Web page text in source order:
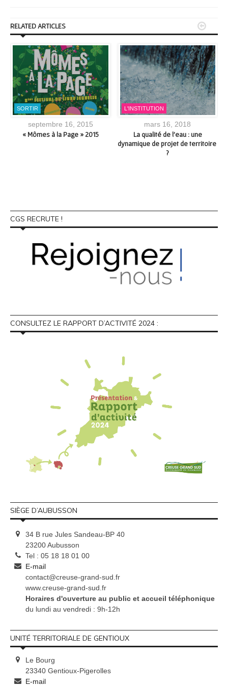
RELATED ARTICLES
SORTIR
septembre 16, 2015
« Mômes à la Page » 2015
L'INSTITUTION
mars 16, 2018
La qualité de l’eau : une
dynamique de projet de territoire
?

CGS RECRUTE !
CONSULTEZ LE RAPPORT D’ACTIVITÉ 2024 :
SIÈGE D’AUBUSSON
34 B rue Jules Sandeau-BP 40
23200 Aubusson
Tel : 05 18 18 01 00
E-mail
contact@creuse-grand-sud.fr
www.creuse-grand-sud.fr
Horaires d'ouverture au public et accueil téléphonique
du lundi au vendredi : 9h-12h
UNITÉ TERRITORIALE DE GENTIOUX
Le Bourg
23340 Gentioux-Pigerolles
E-mail